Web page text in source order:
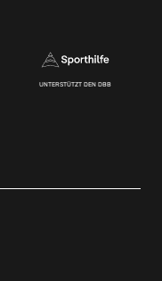
UNTERSTÜTZT DEN DBB